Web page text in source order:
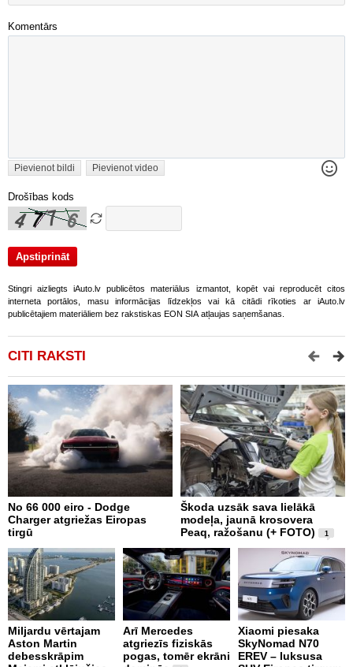
Komentārs
Pievienot bildi Pievienot video
Drošības kods
Stingri aizliegts iAuto.lv publicētos materiālus izmantot, kopēt vai reproducēt citos
interneta portālos, masu informācijas līdzekļos vai kā citādi rīkoties ar iAuto.lv
publicētajiem materiāliem bez rakstiskas EON SIA atļaujas saņemšanas.
CITI RAKSTI
No 66 000 eiro - Dodge
Charger atgriežas Eiropas
tirgū
Škoda uzsāk sava lielākā
modeļa, jaunā krosovera
Peaq, ražošanu (+ FOTO)
1
Miljardu vērtajam
Aston Martin
debesskrāpim
Arī Mercedes
atgriezīs fiziskās
pogas, tomēr ekrāni
Xiaomi piesaka
SkyNomad N70
EREV – luksusa